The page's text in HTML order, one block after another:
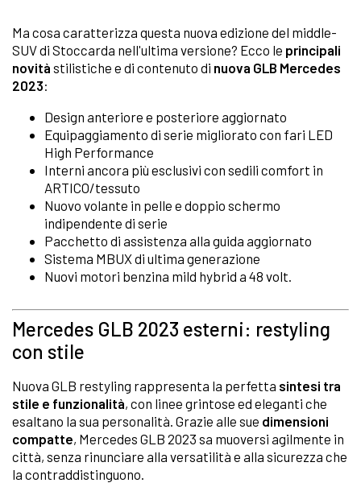
Ma cosa caratterizza questa nuova edizione del middle-
SUV di Stoccarda nell'ultima versione? Ecco le principali
novità stilistiche e di contenuto di nuova GLB Mercedes
2023:
Design anteriore e posteriore aggiornato
Equipaggiamento di serie migliorato con fari LED
High Performance
Interni ancora più esclusivi con sedili comfort in
ARTICO/tessuto
Nuovo volante in pelle e doppio schermo
indipendente di serie
Pacchetto di assistenza alla guida aggiornato
Sistema MBUX di ultima generazione
Nuovi motori benzina mild hybrid a 48 volt.
Mercedes GLB 2023 esterni: restyling
con stile
Nuova GLB restyling rappresenta la perfetta sintesi tra
stile e funzionalità, con linee grintose ed eleganti che
esaltano la sua personalità. Grazie alle sue dimensioni
compatte, Mercedes GLB 2023 sa muoversi agilmente in
città, senza rinunciare alla versatilità e alla sicurezza che
la contraddistinguono.